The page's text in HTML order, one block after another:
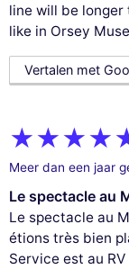
line will be
like in Orsey
Vertalen met
Meer dan een jaar
Le spectacle au
Le spectacle au
étions très bien
Service est au RV